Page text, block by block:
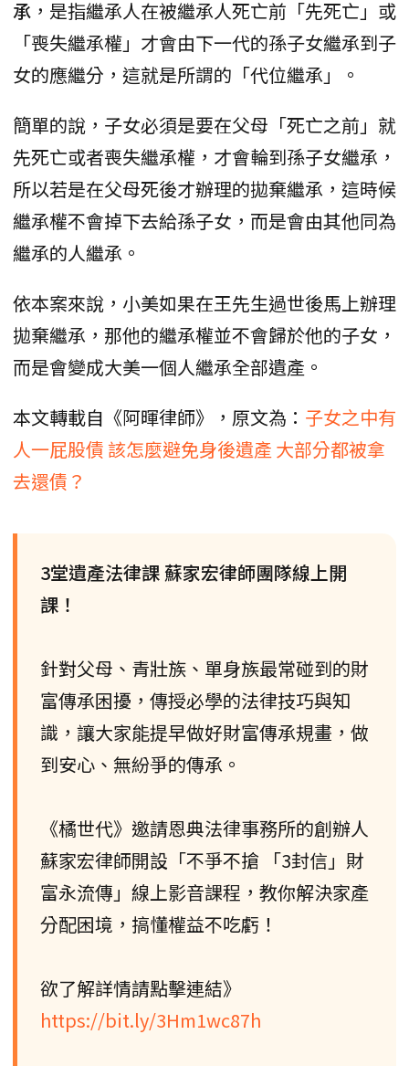
承 ，是指繼承人在被繼承人死亡前「先死亡」或
「喪失繼承權」才會由下一代的孫子女繼承到子
女的應繼分，這就是所謂的「代位繼承」。
簡單的說，子女必須是要在父母「死亡之前」就
先死亡或者喪失繼承權，才會輪到孫子女繼承，
所以若是在父母死後才辦理的拋棄繼承，這時候
繼承權不會掉下去給孫子女，而是會由其他同為
繼承的人繼承。
依本案來說，小美如果在王先生過世後馬上辦理
拋棄繼承，那他的繼承權並不會歸於他的子女，
而是會變成大美一個人繼承全部遺產。
本文轉載自《阿暉律師》，原文為： 子女之中有
人一屁股債 該怎麼避免身後遺產 大部分都被拿
去還債？
3堂遺產法律課 蘇家宏律師團隊線上開
課！
針對父母、青壯族、單身族最常碰到的財
富傳承困擾，傳授必學的法律技巧與知
識，讓大家能提早做好財富傳承規畫，做
到安心、無紛爭的傳承。
《橘世代》邀請恩典法律事務所的創辦人
蘇家宏律師開設「不爭不搶 「3封信」財
富永流傳」線上影音課程，教你解決家產
分配困境，搞懂權益不吃虧！
欲了解詳情請點擊連結》
https://bit.ly/3Hm1wc87h